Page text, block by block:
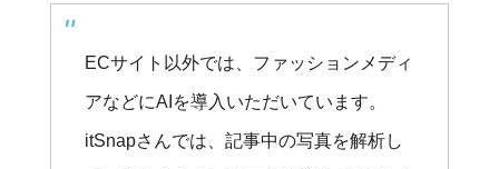
ECサイト以外では、ファッションメディ
アなどにAIを導入いただいています。
itSnapさんでは、記事中の写真を解析し